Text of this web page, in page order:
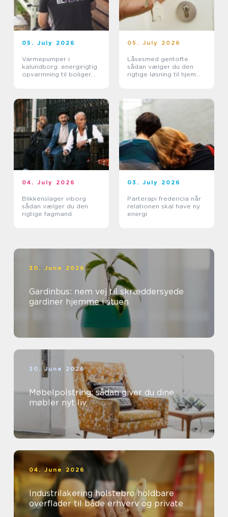
05. July 2026
Varmepumper i
kalundborg: energirigtig
opvarmning til boliger
05. July 2026
Låsesmed gentofte
sådan vælger du den
rigtige løsning til hjem
04. July 2026
Blikkenslager viborg
sådan vælger du den
rigtige fagmand
03. July 2026
Parterapi fredericia når
relationen skal have ny
energi
30. June 2026
Gardinbus: nem vej til skræddersyede
gardiner hjemme i stuen
30. June 2026
Møbelpolstring: sådan giver du dine
møbler nyt liv
04. June 2026
Industrilakering holstebro holdbare
overflader til både erhverv og private